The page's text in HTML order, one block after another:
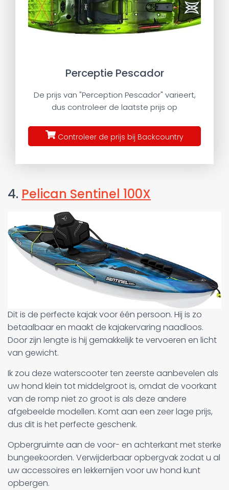
Perceptie Pescador
De prijs van "Perception Pescador" varieert,
dus controleer de laatste prijs op
Controleer de prijs bij Backcountry
4. Pelican Sentinel 100X
Dit is de perfecte kajak voor één persoon. Hij is zo
betaalbaar en maakt de kajakervaring naadloos.
Door zijn lengte is hij gemakkelijk te vervoeren en licht
van gewicht.
Ik zou deze waterscooter ten zeerste aanbevelen als
uw hond klein tot middelgroot is, omdat de voorkant
van de romp niet zo groot is als deze andere
afgebeelde modellen. Komt aan een zeer lage prijs,
dus dit is het perfecte geschenk.
Opbergruimte aan de voor- en achterkant met sterke
bungeekoorden. Verwijderbaar opbergvak zodat u al
uw accessoires en lekkernijen voor uw hond kunt
opbergen.